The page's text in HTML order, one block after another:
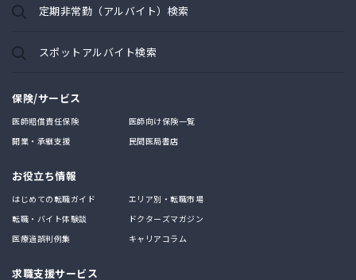
定期非常勤（アルバイト）検索
スポットアルバイト検索
保険/サービス
医師賠償責任保険
医師向け保険一覧
開業・承継支援
民間医局書店
お役立ち情報
はじめての転職ガイド
エリア別・転職市場
転職・バイト体験談
ドクターズマガジン
医療過誤判例集
キャリアコラム
求職支援サービス